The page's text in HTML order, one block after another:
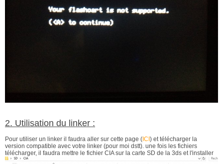
2. Utilisation du linker :
Pour utiliser un linker il faudra aller sur cette page (ICI) et télécharger la
version compatible avec votre linker (pour moi dstt). une fois les fichiers
télécharger, il faudra mettre le fichier CIA sur la carte SD de la 3ds et l'installer